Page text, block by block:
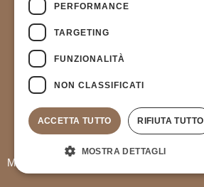
MANOU BORDEAUX
PERFORMANCE
TARGETING
FUNZIONALITÀ
NON CLASSIFICATI
ACCETTA TUTTO RIFIUTA TUTTO
MOSTRA DETTAGLI